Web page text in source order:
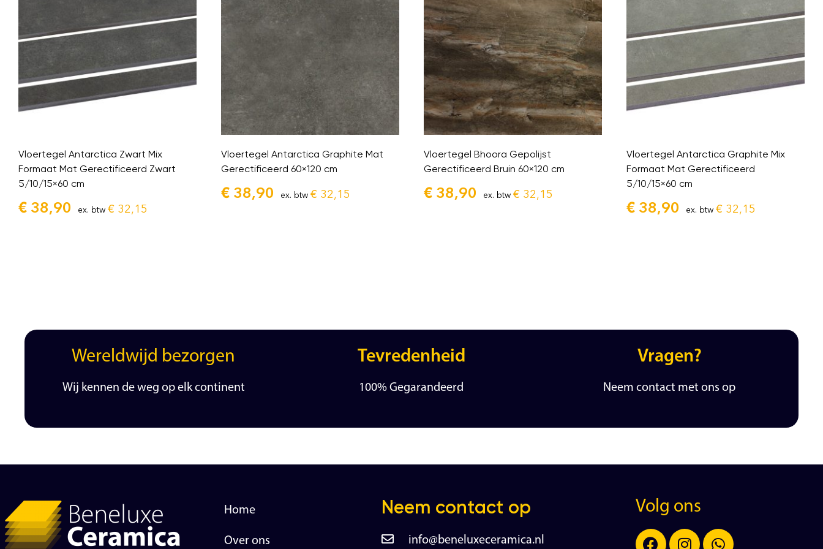
Vloertegel Antarctica Zwart Mix
Formaat Mat Gerectificeerd Zwart
5/10/15×60 cm
€ 38,90 ex. btw € 32,15
Vloertegel Antarctica Graphite Mat
Gerectificeerd 60×120 cm
€ 38,90 ex. btw € 32,15
Vloertegel Bhoora Gepolijst
Gerectificeerd Bruin 60×120 cm
€ 38,90 ex. btw € 32,15
Vloertegel Antarctica Graphite Mix
Formaat Mat Gerectificeerd
5/10/15×60 cm
€ 38,90 ex. btw € 32,15
Wereldwijd bezorgen
Wij kennen de weg op elk continent
Tevredenheid
100% Gegarandeerd
Vragen?
Neem contact met ons op
Home
Over ons
Neem contact op
info@beneluxeceramica.nl
Volg ons